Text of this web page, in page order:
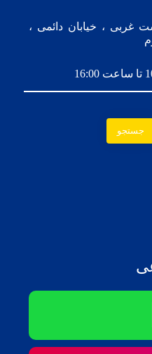
غربی ، خیابان دائمی ،
جستجو